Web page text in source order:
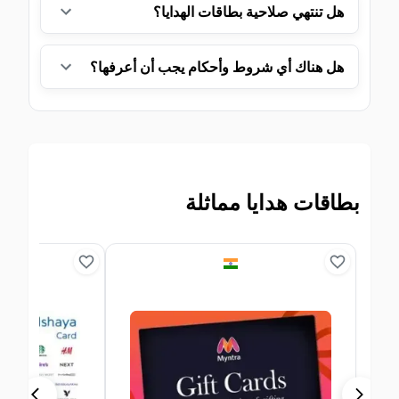
هل تنتهي صلاحية بطاقات الهدايا؟
هل هناك أي شروط وأحكام يجب أن أعرفها؟
بطاقات هدايا مماثلة